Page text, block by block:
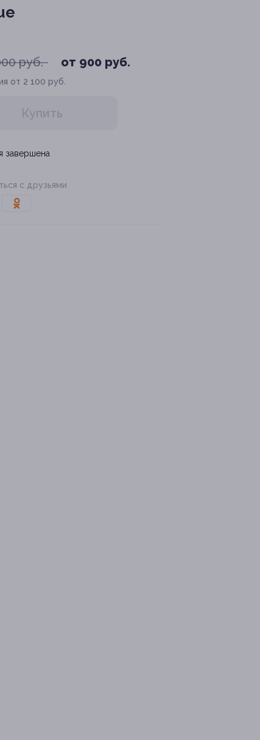
руб. от 900 руб.
от 2 100 руб.
Купить
завершена
с друзьями